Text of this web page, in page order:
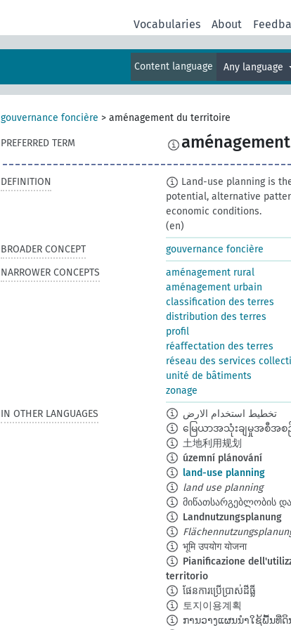
Vocabularies About
Content language Any language
gouvernance foncière > aménagement du territoire
PREFERRED TERM
DEFINITION
Land-use planning is
potential, alternative
economic conditions.
(en)
BROADER CONCEPT
gouvernance foncière
NARROWER CONCEPTS
aménagement rural
aménagement urbain
classification des terres
distribution des terres
profil
réaffectation des terres
réseau des services
unité de bâtiments
zonage
IN OTHER LANGUAGES
تخطيط استخدام الارض
မြေယာအသုံးချမှုအစီအစ
土地利用规划
územní plánování
land-use planning
land use planning
მიწათსარგებლობის
Landnutzungsplanung
भूमि उपयोग योजना
Pianificazione
territorio
ផែនការប្រើប្រាស់ដីធ្លី
토지이용계획
ການວາງແຜນນຳໃຊ້ພື້ນທີ່ດິ